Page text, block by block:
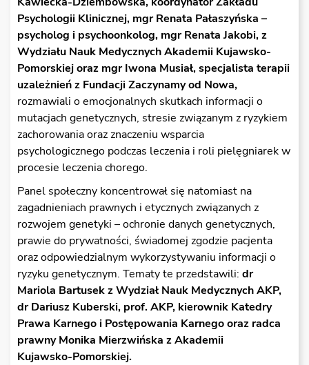
Psychologii Klinicznej, mgr Renata Pałaszyńska –
psycholog i psychoonkolog, mgr Renata Jakobi, z
Wydziału Nauk Medycznych Akademii Kujawsko-
Pomorskiej oraz mgr Iwona Musiał, specjalista terapii
uzależnień z Fundacji Zaczynamy od Nowa,
rozmawiali o emocjonalnych skutkach informacji o
mutacjach genetycznych, stresie związanym z ryzykiem
zachorowania oraz znaczeniu wsparcia
psychologicznego podczas leczenia i roli pielęgniarek w
procesie leczenia chorego.
Panel społeczny koncentrował się natomiast na
zagadnieniach prawnych i etycznych związanych z
rozwojem genetyki – ochronie danych genetycznych,
prawie do prywatności, świadomej zgodzie pacjenta
oraz odpowiedzialnym wykorzystywaniu informacji o
ryzyku genetycznym. Tematy te przedstawili: dr
Mariola Bartusek z Wydział Nauk Medycznych AKP,
dr Dariusz Kuberski, prof. AKP, kierownik Katedry
Prawa Karnego i Postępowania Karnego oraz radca
prawny Monika Mierzwińska z Akademii
Kujawsko-Pomorskiej.